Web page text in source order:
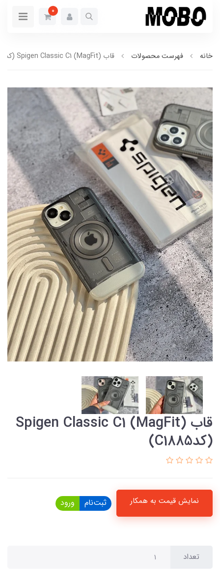
0
خانه فهرست محصولات قاب Spigen Classic C1 (MagFit) (کدC1885)
قاب Spigen Classic C1 (MagFit)
(کدC1885)
نمایش قیمت به همکار ثبت‌نام ورود
تعداد